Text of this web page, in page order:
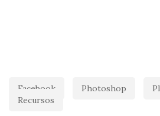
Facebook Photoshop
Recursos